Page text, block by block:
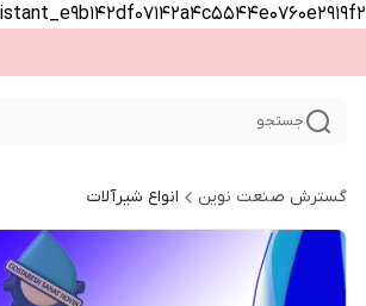
جستجو
گسترش صنعت نوین انواع شیرآلات